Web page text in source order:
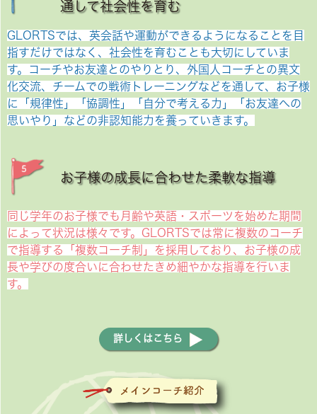
通して社会性を育む
GLORTSでは、英会話や運動ができるようになることを目
指すだけではなく、社会性を育むことも大切にしていま
す。コーチやお友達とのやりとり、外国人コーチとの異文
化交流、チームでの戦術トレーニングなどを通して、お子様
に「規律性」「協調性」「自分で考える力」「お友達への
思いやり」などの非認知能力を養っていきます。
お子様の成長に合わせた柔軟な指導
同じ学年のお子様でも月齢や英語・スポーツを始めた期間
によって状況は様々です。GLORTSでは常に複数のコーチ
で指導する「複数コーチ制」を採用しており、お子様の成
長や学びの度合いに合わせたきめ細やかな指導を行いま
す。
詳しくはこちら